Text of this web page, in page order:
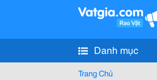
Danh mục
Trang Chủ